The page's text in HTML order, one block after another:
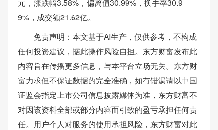
元，涨跌幅3.58%，偏离值30.99%，换手率30.9
9%，成交额21.62亿。
免责声明：本文基于AI生产，仅供参考，不构成
任何投资建议，据此操作风险自担。东方财富发布此
内容旨在传播更多信息，与本平台立场无关。东方财
富力求但不保证数据的完全准确，如有错漏请以中国
证监会指定上市公司信息披露媒体为准，东方财富不
对因该资料全部或部分内容而引致的盈亏承担任何责
任。用户个人对服务的使用承担风险，东方财富对此